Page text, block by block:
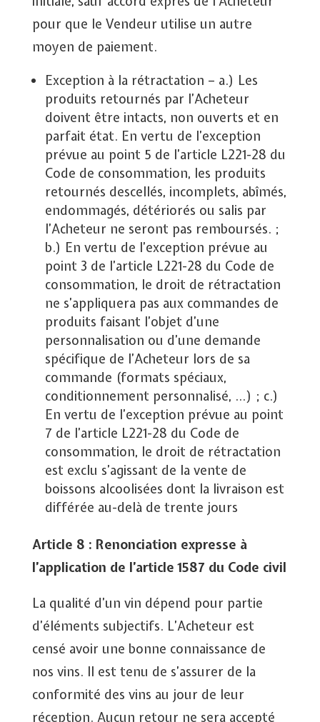
pour que le Vendeur utilise un autre
moyen de paiement.
Exception à la rétractation – a.) Les
produits retournés par l’Acheteur
doivent être intacts, non ouverts et en
parfait état. En vertu de l’exception
prévue au point 5 de l’article L221-28 du
Code de consommation, les produits
retournés descellés, incomplets, abîmés,
endommagés, détériorés ou salis par
l’Acheteur ne seront pas remboursés. ;
b.) En vertu de l’exception prévue au
point 3 de l’article L221-28 du Code de
consommation, le droit de rétractation
ne s’appliquera pas aux commandes de
produits faisant l’objet d’une
personnalisation ou d’une demande
spécifique de l’Acheteur lors de sa
commande (formats spéciaux,
conditionnement personnalisé, …) ; c.)
En vertu de l’exception prévue au point
7 de l’article L221-28 du Code de
consommation, le droit de rétractation
est exclu s’agissant de la vente de
boissons alcoolisées dont la livraison est
différée au-delà de trente jours
Article 8 : Renonciation expresse à
l’application de l’article 1587 du Code civil
La qualité d’un vin dépend pour partie
d’éléments subjectifs. L’Acheteur est
censé avoir une bonne connaissance de
nos vins. Il est tenu de s’assurer de la
conformité des vins au jour de leur
réception. Aucun retour ne sera accepté